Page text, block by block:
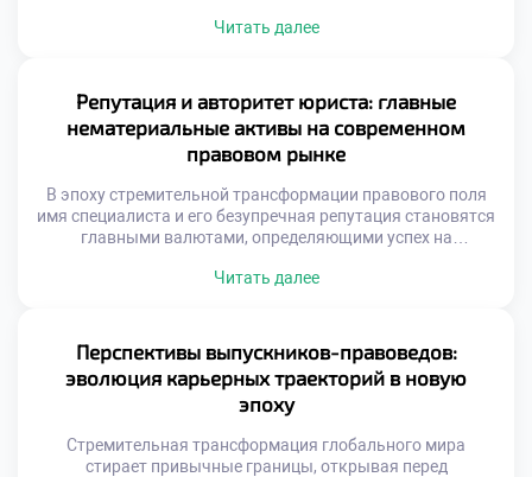
дисциплины наделяет специалистов инструментами для
государством и личностью. Именно поэтому осознанное
обучение в московском техникуме становится тем самым
надежным фундаментом, который в […]
Читать далее
Репутация и авторитет юриста: главные
нематериальные активы на современном
правовом рынке
В эпоху стремительной трансформации правового поля
имя специалиста и его безупречная репутация становятся
главными валютами, определяющими успех на
просто ускоряют карьерный лифт, но и формируют
московском техникуме закладывает первые кирпичики
этого имиджа, приучая будущих экспертов […]
Читать далее
Перспективы выпускников-правоведов:
эволюция карьерных траекторий в новую
эпоху
Стремительная трансформация глобального мира
стирает привычные границы, открывая перед